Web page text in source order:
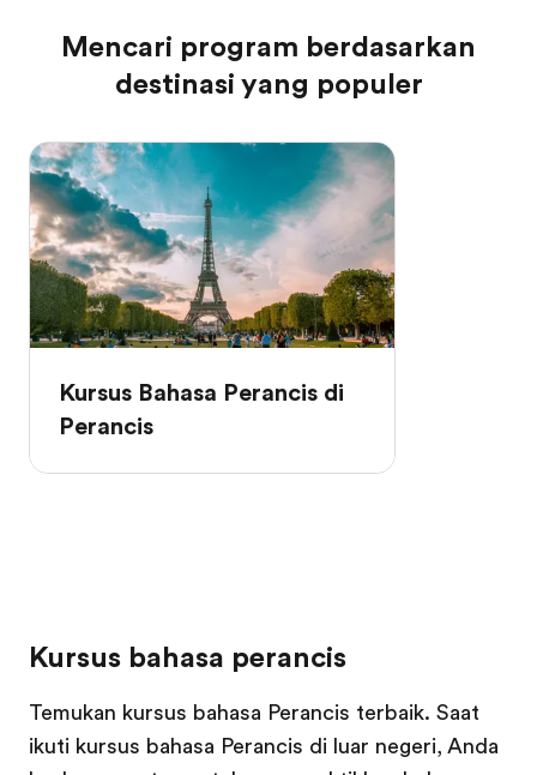
Mencari program berdasarkan
destinasi yang populer
Kursus Bahasa Perancis di
Perancis
Kursus bahasa perancis
Temukan kursus bahasa Perancis terbaik. Saat
ikuti kursus bahasa Perancis di luar negeri, Anda